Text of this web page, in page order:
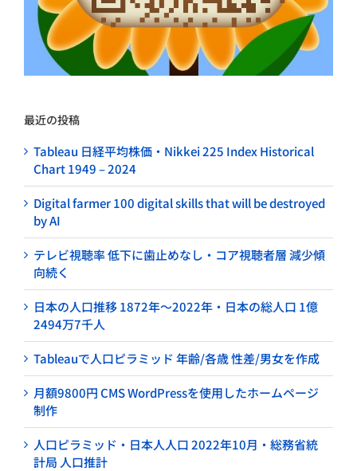
最近の投稿
Tableau 日経平均株価・Nikkei 225 Index Historical
Chart 1949 – 2024
Digital farmer 100 digital skills that will be destroyed
by AI
テレビ視聴率 低下に歯止めなし・コア視聴者層 減少傾
向続く
日本の人口推移 1872年～2022年・日本の総人口 1億
2494万7千人
Tableauで人口ピラミッド 年齢/各歳 性差/男女を作成
月額9800円 CMS WordPressを使用したホームページ
制作
人口ピラミッド・日本人人口 2022年10月・総務省統
計局 人口推計